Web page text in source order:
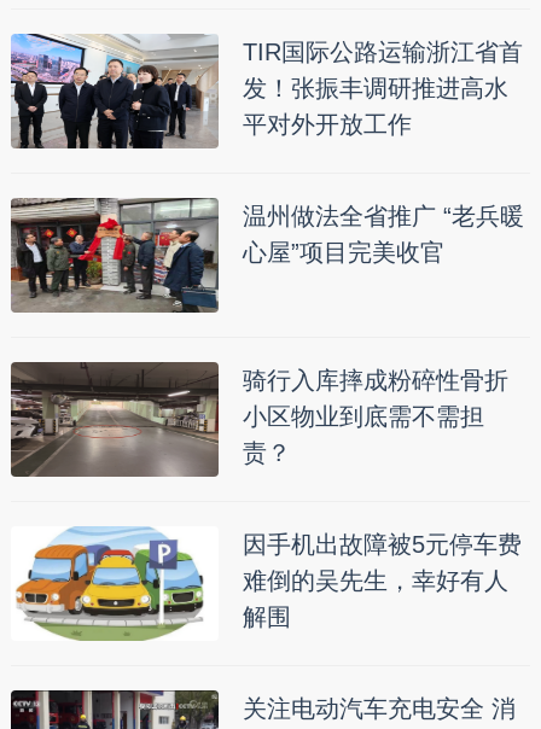
TIR国际公路运输浙江省首
发！张振丰调研推进高水
平对外开放工作
温州做法全省推广 “老兵暖
心屋”项目完美收官
骑行入库摔成粉碎性骨折
小区物业到底需不需担
责？
因手机出故障被5元停车费
难倒的吴先生，幸好有人
解围
关注电动汽车充电安全 消